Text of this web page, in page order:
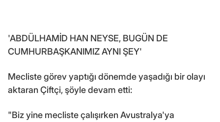
'ABDÜLHAMİD HAN NEYSE, BUGÜN DE
CUMHURBAŞKANIMIZ AYNI ŞEY'
Mecliste görev yaptığı dönemde yaşadığı bir olayı
aktaran Çiftçi, şöyle devam etti:
"Biz yine mecliste çalışırken Avustralya'ya